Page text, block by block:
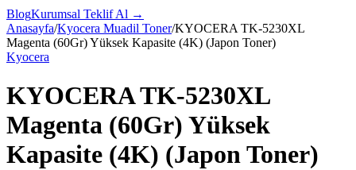
BlogKurumsal Teklif Al →
Anasayfa/Kyocera Muadil Toner/KYOCERA TK-5230XL
Magenta (60Gr) Yüksek Kapasite (4K) (Japon Toner)
Kyocera
KYOCERA TK-5230XL
Magenta (60Gr) Yüksek
Kapasite (4K) (Japon Toner)